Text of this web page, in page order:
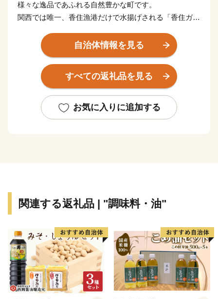
様々な逸品であふれる自然豊かな町です。
関西では唯一、香住漁港だけで水揚げされる「香住ガニ
全国のブランド牛の素牛である銘牛「但馬牛」など、四
季を通してＡ級食材を楽しむことができます。
香美町の特産品を「ふるさと納税」を通してお楽しみく
ださい。
■返礼品の発送について
寄附金受領証明書・ワンストップ特例申請書類(要望さ
れた方のみ)につきましては、ご寄附をいただきました
後、３週間以内に返礼品とは別に郵送いたします。
ただし、ご寄附お申込み多数の際は1か月程度を要する
場合もございます。
自治体情報を見る
すべての返礼品を見る
お気に入りに追加する
関連する返礼品 | "調味料・油"